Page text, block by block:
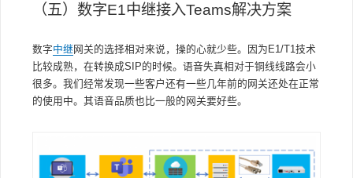
（五）数字E1中继接入Teams解决方案
数字中继 网关的选择相对来说，操的心就少些。因为E1/T1技术
比较成熟，在转换成SIP的时候。语音失真相对于铜线线路会小
很多。我们经常发现一些客户还有一些几年前的网关还处在正常
的使用中。其语音品质也比一般的网关要好些。